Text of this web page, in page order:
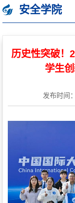
安全学院
历史性突破！
学生
发布时间